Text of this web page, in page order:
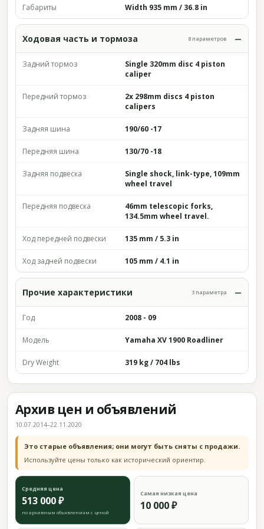
Габариты Width 935 mm / 36.8 in
Ходовая часть и тормоза 8 параметров
Задний тормоз
Single 320mm disc 4 piston
caliper
Передний тормоз
2x 298mm discs 4 piston
calipers
Задняя шина 190/60 -17
Передняя шина 130/70 -18
Задняя подвеска
Single shock, link-type, 109mm
wheel travel
Передняя подвеска
46mm telescopic forks,
134.5mm wheel travel.
Ход передней подвески 135 mm / 5.3 in
Ход задней подвески 105 mm / 4.1 in
Прочие характеристики 3 параметра
Год 2008 - 09
Модель Yamaha XV 1900 Roadliner
Dry Weight 319 kg / 704 lbs
Архив цен и объявлений
10.07.2014–22.11.2020
Это старые объявления; они могут быть сняты с продажи.
Используйте цены только как исторический ориентир.
Средняя цена
513 000 ₽
по архивным объявлениям с ценой
Самая низкая цена
10 000 ₽